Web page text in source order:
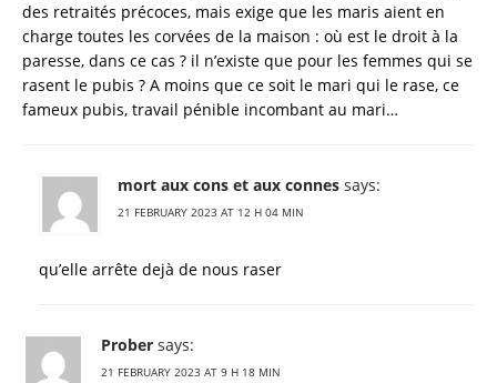
des retraités précoces, mais exige que les maris aient en
charge toutes les corvées de la maison : où est le droit à la
paresse, dans ce cas ? il n’existe que pour les femmes qui se
rasent le pubis ? A moins que ce soit le mari qui le rase, ce
fameux pubis, travail pénible incombant au mari…
mort aux cons et aux connes says:
21 FEBRUARY 2023 AT 12 H 04 MIN
qu’elle arrête dejà de nous raser
Prober says:
21 FEBRUARY 2023 AT 9 H 18 MIN